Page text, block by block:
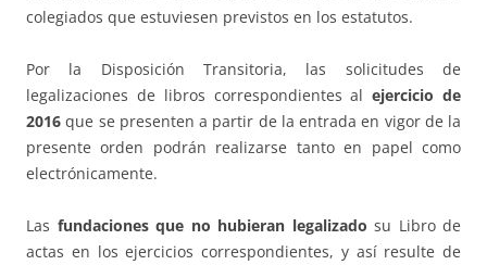
colegiados que estuviesen previstos en los estatutos.
Por la Disposición Transitoria, las solicitudes de
legalizaciones de libros correspondientes alejercicio de
2016 que se presenten a partir de la entrada en vigor de la
presente orden podrán realizarse tanto en papel como
electrónicamente.
Las fundaciones que no hubieran legalizado su Libro de
actas en los ejercicios correspondientes, y así resulte de